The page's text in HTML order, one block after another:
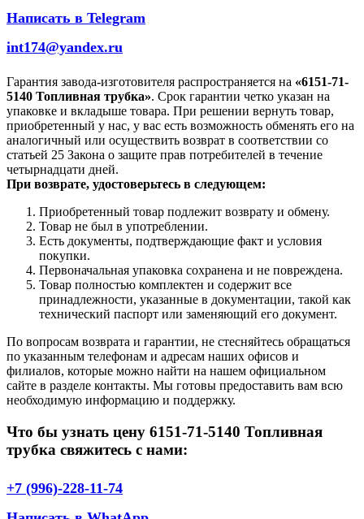
Написать в Telegram
int174@yandex.ru
Гарантия завода-изготовителя распространяется на «6151-71-
5140 Топливная трубка». Срок гарантии четко указан на
упаковке и вкладыше товара. При решении вернуть товар,
приобретенный у нас, у вас есть возможность обменять его на
аналогичный или осуществить возврат в соответствии со
статьей 25 Закона о защите прав потребителей в течение
четырнадцати дней.
При возврате, удостоверьтесь в следующем:
Приобретенный товар подлежит возврату и обмену.
Товар не был в употреблении.
Есть документы, подтверждающие факт и условия
покупки.
Первоначальная упаковка сохранена и не повреждена.
Товар полностью комплектен и содержит все
принадлежности, указанные в документации, такой как
технический паспорт или заменяющий его документ.
По вопросам возврата и гарантии, не стесняйтесь обращаться
по указанным телефонам и адресам наших офисов и
филиалов, которые можно найти на нашем официальном
сайте в разделе контакты. Мы готовы предоставить вам всю
необходимую информацию и поддержку.
Что бы узнать цену 6151-71-5140 Топливная
трубка свяжитесь с нами:
+7 (996)-228-11-74